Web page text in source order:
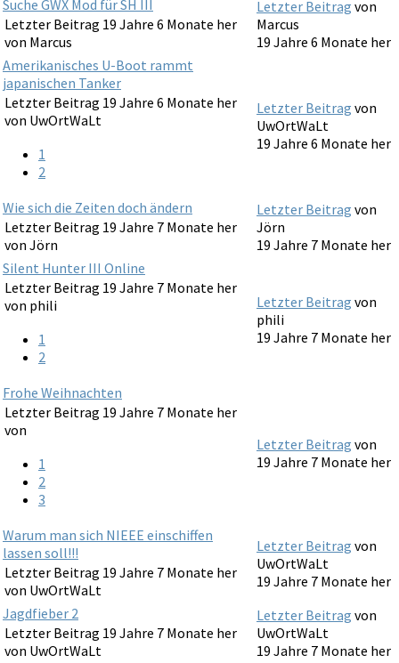
Suche GWX Mod für SH III
Letzter Beitrag 19 Jahre 6 Monate her
von Marcus
Letzter Beitrag von
Marcus
19 Jahre 6 Monate her
Amerikanisches U-Boot rammt
japanischen Tanker
Letzter Beitrag 19 Jahre 6 Monate her
von UwOrtWaLt
1
2
Letzter Beitrag von
UwOrtWaLt
19 Jahre 6 Monate her
Wie sich die Zeiten doch ändern
Letzter Beitrag 19 Jahre 7 Monate her
von Jörn
Letzter Beitrag von
Jörn
19 Jahre 7 Monate her
Silent Hunter III Online
Letzter Beitrag 19 Jahre 7 Monate her
von phili
1
2
Letzter Beitrag von
phili
19 Jahre 7 Monate her
Frohe Weihnachten
Letzter Beitrag 19 Jahre 7 Monate her
von
1
2
3
Letzter Beitrag von
19 Jahre 7 Monate her
Warum man sich NIEEE einschiffen
lassen soll!!!
Letzter Beitrag 19 Jahre 7 Monate her
von UwOrtWaLt
Letzter Beitrag von
UwOrtWaLt
19 Jahre 7 Monate her
Jagdfieber 2
Letzter Beitrag 19 Jahre 7 Monate her
von UwOrtWaLt
Letzter Beitrag von
UwOrtWaLt
19 Jahre 7 Monate her